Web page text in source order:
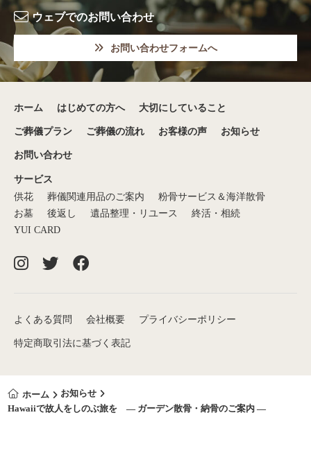
ウェブでのお問い合わせ
お問い合わせフォームへ
ホーム はじめての方へ 大切にしていること
ご葬儀プラン ご葬儀の流れ お客様の声 お知らせ
お問い合わせ
サービス
供花
葬儀関連用品のご案内
粉骨サービス＆海洋散骨
お墓
後返し 遺品整理・リユース
終活・相続
YUI CARD
よくある質問 会社概要 プライバシーポリシー
特定商取引法に基づく表記
ホーム
お知らせ
Hawaiiで故人をしのぶ旅を ― ガーデン散骨・納骨のご案内 ―